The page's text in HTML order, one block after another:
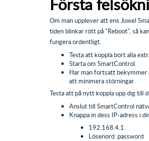
Om man upplever att ens Juwel
tiden blinkar rött på "Reboot", så
fungera ordentligt.
Testa att koppla bort alla
Starta om SmartControl.
Har man fortsatt bekymmer
att minimera störningar.
Testa att på nytt koppla upp dig till
Anslut till SmartControl
Knappa in dess IP-adress i
192.168.4.1
Lösenord: password